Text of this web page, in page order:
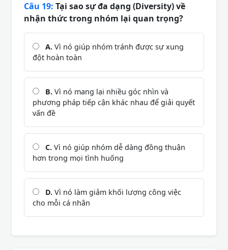
Câu 19: Tại sao sự đa dạng (Diversity) về
nhận thức trong nhóm lại quan trọng?
A. Vì nó giúp nhóm tránh được sự xung
đột hoàn toàn
B. Vì nó mang lại nhiều góc nhìn và
phương pháp tiếp cận khác nhau để giải quyết
vấn đề
C. Vì nó giúp nhóm dễ dàng đồng thuận
hơn trong mọi tình huống
D. Vì nó làm giảm khối lượng công việc
cho mỗi cá nhân